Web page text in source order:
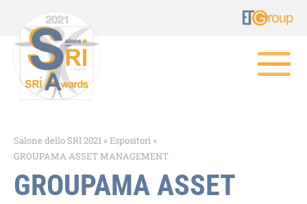
Salone dello SRI 2021 »Espositori »
GROUPAMA ASSET MANAGEMENT
GROUPAMA ASSET